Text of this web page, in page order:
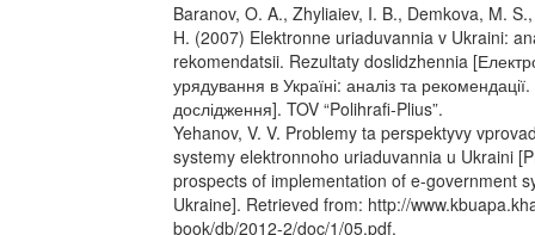
Baranov, O. A., Zhyliaiev, I. B., Demkova, M.
H. (2007) Elektronne uriaduvannia v Ukraini:
rekomendatsii. Rezultaty doslidzhennia
урядування в Україні: аналіз та
дослідження]. TOV “Polihrafi-Plius”.
Yehanov, V. V. Problemy ta perspektyvy
systemy elektronnoho uriaduvannia u Ukraini
prospects of implementation of e-government
Ukraine]. Retrieved from: http://
book/db/2012-2/doc/1/05.pdf.